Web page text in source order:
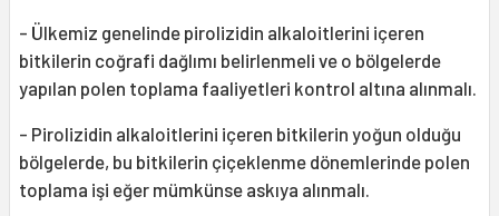
- Ülkemiz genelinde pirolizidin alkaloitlerini içeren
bitkilerin coğrafi dağlımı belirlenmeli ve o bölgelerde
yapılan polen toplama faaliyetleri kontrol altına alınmalı.
- Pirolizidin alkaloitlerini içeren bitkilerin yoğun olduğu
bölgelerde, bu bitkilerin çiçeklenme dönemlerinde polen
toplama işi eğer mümkünse askıya alınmalı.